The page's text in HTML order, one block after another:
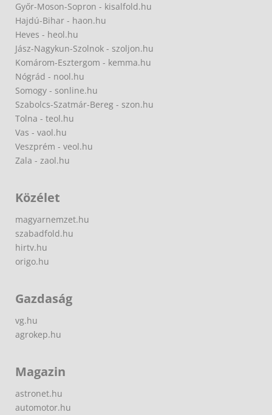
Győr-Moson-Sopron - kisalfold.hu
Hajdú-Bihar - haon.hu
Heves - heol.hu
Jász-Nagykun-Szolnok - szoljon.hu
Komárom-Esztergom - kemma.hu
Nógrád - nool.hu
Somogy - sonline.hu
Szabolcs-Szatmár-Bereg - szon.hu
Tolna - teol.hu
Vas - vaol.hu
Veszprém - veol.hu
Zala - zaol.hu
Közélet
magyarnemzet.hu
szabadfold.hu
hirtv.hu
origo.hu
Gazdaság
vg.hu
agrokep.hu
Magazin
astronet.hu
automotor.hu